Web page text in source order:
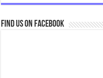
Find us on Facebook